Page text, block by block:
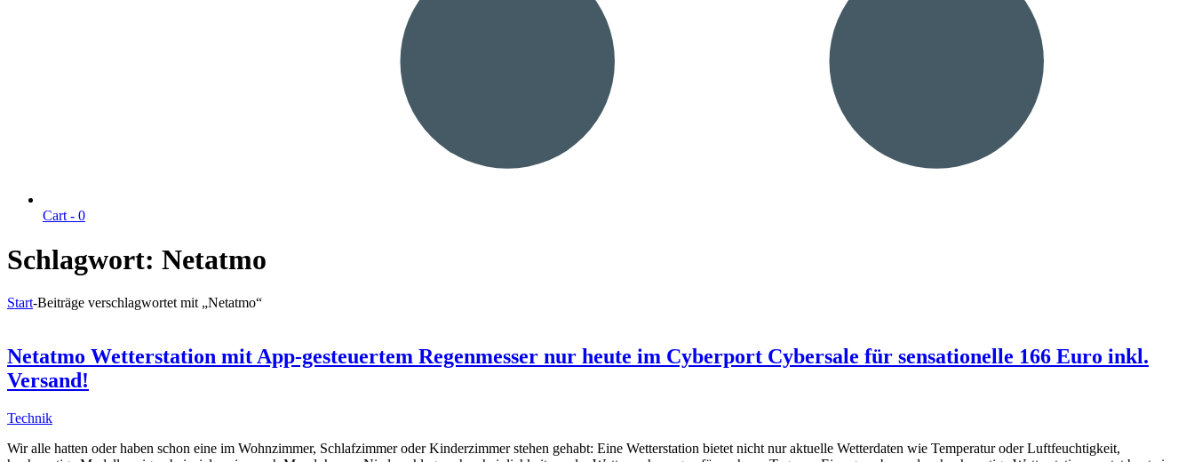
Cart - 0
Schlagwort: Netatmo
Start-Beiträge verschlagwortet mit „Netatmo“
Netatmo Wetterstation mit App-gesteuertem Regenmesser nur heute im Cyberport Cybersale für sensationelle 166 Euro inkl.
Versand!
Technik
Wir alle hatten oder haben schon eine im Wohnzimmer, Schlafzimmer oder Kinderzimmer stehen gehabt: Eine Wetterstation bietet nicht nur aktuelle Wetterdaten wie Temperatur oder Luftfeuchtigkeit,